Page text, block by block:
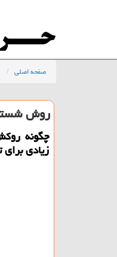
صفحه اصلی
روش
چگونه
زیادی